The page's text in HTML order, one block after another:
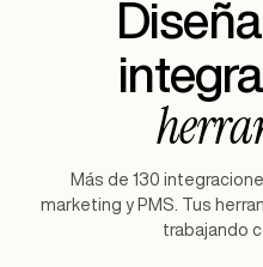
Más de 130
marketing y PMS. Tus
trabajando